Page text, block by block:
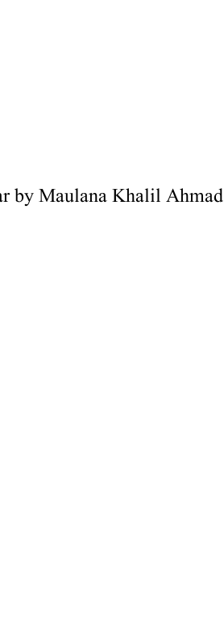
by Maulana Khalil Ahmad